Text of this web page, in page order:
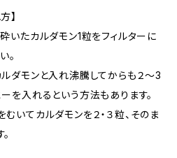
】
いたカルダモン1粒をフィルターに
。
ダモンと入れ沸騰してからも２～3
を入れるという方法もあります。
いてカルダモンを２・３粒、そのま